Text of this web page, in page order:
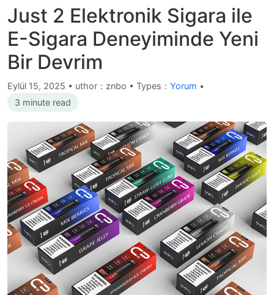
Just 2 Elektronik Sigara ile
E-Sigara Deneyiminde Yeni
Bir Devrim
Eylül 15, 2025 • uthor：znbo • Types： Yorum •
3 minute read